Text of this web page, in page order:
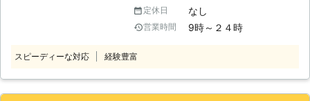
ときは、車の充電が切れているかもし
れません。 充電切れの原因は、カー
です。例えば、東京ディズニーランド
定休日 なし
営業時間 9時～２４時
スピーディーな対応 経験豊富